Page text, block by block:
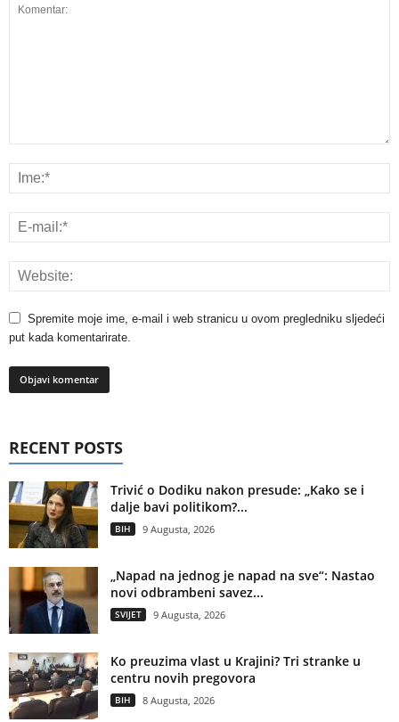
Spremite moje ime, e-mail i web stranicu u ovom pregledniku sljedeći
put kada komentarirate.
RECENT POSTS
Trivić o Dodiku nakon presude: „Kako se i
dalje bavi politikom?...
BIH 9 Augusta, 2026
„Napad na jednog je napad na sve“: Nastao
novi odbrambeni savez...
SVIJET 9 Augusta, 2026
Ko preuzima vlast u Krajini? Tri stranke u
centru novih pregovora
BIH 8 Augusta, 2026